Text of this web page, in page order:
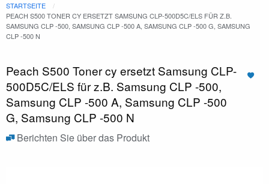
STARTSEITE
PEACH S500 TONER CY ERSETZT SAMSUNG CLP-500D5C/ELS FÜR Z.B.
SAMSUNG CLP -500, SAMSUNG CLP -500 A, SAMSUNG CLP -500 G, SAMSUNG
CLP -500 N
Peach S500 Toner cy ersetzt Samsung CLP-
500D5C/ELS für z.B. Samsung CLP -500,
Samsung CLP -500 A, Samsung CLP -500
G, Samsung CLP -500 N
Berichten Sie über das Produkt